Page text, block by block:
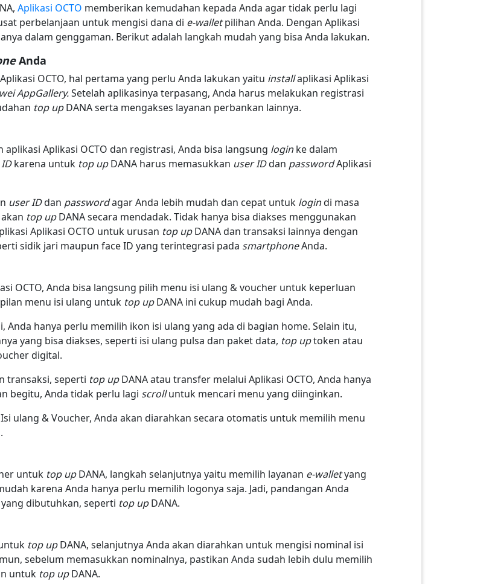
Aplikasi OCTO memberikan kemudahan kepada Anda agar tidak perlu lagi
perbelanjaan untuk mengisi dana di e-walletpilihan Anda. Dengan Aplikasi
dalam genggaman. Berikut adalah langkah mudah yang bisa Anda lakukan.
Anda
OCTO, hal pertama yang perlu Anda lakukan yaitu installaplikasi Aplikasi
AppGallery.Setelah aplikasinya terpasang, Anda harus melakukan registrasi
top upDANA serta mengakses layanan perbankan lainnya.
Aplikasi OCTO dan registrasi, Anda bisa langsung loginke dalam
karena untuk top upDANA harus memasukkan user IDdan passwordAplikasi
user IDdan passwordagar Anda lebih mudah dan cepat untuk logindi masa
top upDANA secara mendadak. Tidak hanya bisa diakses menggunakan
Aplikasi OCTO untuk urusan top upDANA dan transaksi lainnya dengan
sidik jari maupun face ID yang terintegrasi pada smartphoneAnda.
OCTO, Anda bisa langsung pilih menu isi ulang & voucher untuk keperluan
menu isi ulang untuk top upDANA ini cukup mudah bagi Anda.
Anda hanya perlu memilih ikon isi ulang yang ada di bagian home. Selain itu,
yang bisa diakses, seperti isi ulang pulsa dan paket data, top uptoken atau
digital.
transaksi, seperti top upDANA atau transfer melalui Aplikasi OCTO, Anda hanya
begitu, Anda tidak perlu lagi scrolluntuk mencari menu yang diinginkan.
ulang & Voucher, Anda akan diarahkan secara otomatis untuk memilih menu
untuk top upDANA, langkah selanjutnya yaitu memilih layanan e-walletyang
karena Anda hanya perlu memilih logonya saja. Jadi, pandangan Anda
yang dibutuhkan, seperti top upDANA.
top upDANA, selanjutnya Anda akan diarahkan untuk mengisi nominal isi
sebelum memasukkan nominalnya, pastikan Anda sudah lebih dulu memilih
untuk top upDANA.